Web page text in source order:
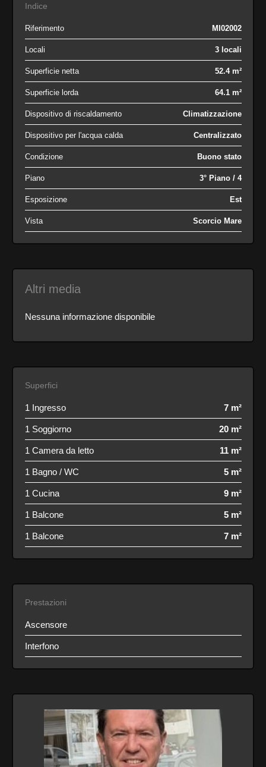
Indice
Riferimento MI02002
Locali 3 locali
Superficie netta 52.4 m²
Superficie lorda 64.1 m²
Dispositivo di riscaldamento Climatizzazione
Dispositivo per l'acqua calda Centralizzato
Condizione Buono stato
Piano 3° Piano / 4
Esposizione Est
Vista Scorcio Mare
Altri media
Nessuna informazione disponibile
Superfici
1 Ingresso 7 m²
1 Soggiorno 20 m²
1 Camera da letto 11 m²
1 Bagno / WC 5 m²
1 Cucina 9 m²
1 Balcone 5 m²
1 Balcone 7 m²
Prestazioni
Ascensore
Interfono